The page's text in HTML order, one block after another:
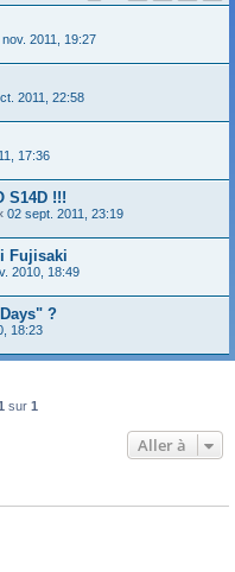
nov. 2011, 19:27
2011, 22:58
17:36
S14D !!!
02 sept. 2011, 23:19
Fujisaki
2010, 18:49
?
18:23
sur 1
Aller à